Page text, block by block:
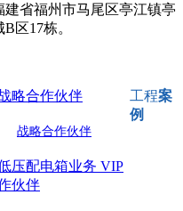
省福州市马尾区亭江镇亭
区17栋。
战略合作伙伴
工程案
例